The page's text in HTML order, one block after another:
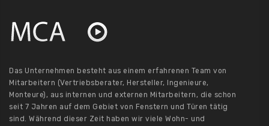
Das Unternehmen besteht aus einem erfahrenen Team von
Mitarbeitern (Vertriebsberater, Hersteller, Ingenieure,
Monteure), aus internen und externen Mitarbeitern, die schon
seit 7 Jahren auf dem Gebiet von Fenstern und Türen tätig
sind. Während dieser Zeit haben wir viele Wohn- und